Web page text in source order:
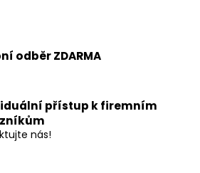
odběr ZDARMA
přístup k firemním
nás!